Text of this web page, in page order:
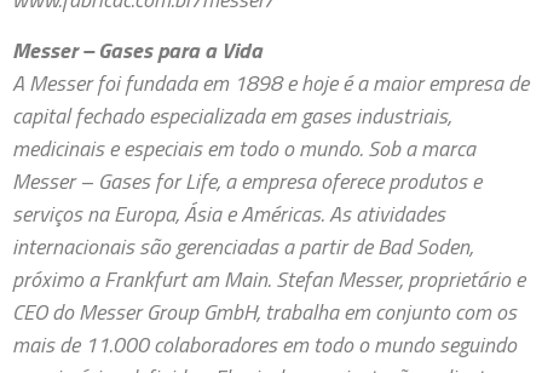
Messer – Gases para a Vida
A Messer foi fundada em 1898 e hoje é a maior empresa de
capital fechado especializada em gases industriais,
medicinais e especiais em todo o mundo. Sob a marca
Messer – Gases for Life, a empresa oferece produtos e
serviços na Europa, Ásia e Américas. As atividades
internacionais são gerenciadas a partir de Bad Soden,
próximo a Frankfurt am Main. Stefan Messer, proprietário e
CEO do Messer Group GmbH, trabalha em conjunto com os
mais de 11.000 colaboradores em todo o mundo seguindo